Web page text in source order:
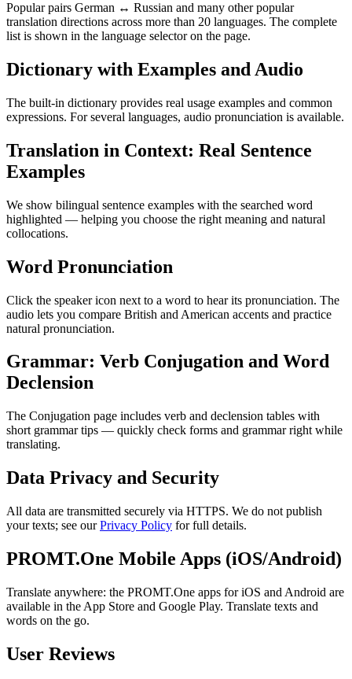
Popular pairs German ↔ Russian and many other popular
translation directions across more than 20 languages. The complete
list is shown in the language selector on the page.
Dictionary with Examples and Audio
The built-in dictionary provides real usage examples and common
expressions. For several languages, audio pronunciation is available.
Translation in Context: Real Sentence
Examples
We show bilingual sentence examples with the searched word
highlighted — helping you choose the right meaning and natural
collocations.
Word Pronunciation
Click the speaker icon next to a word to hear its pronunciation. The
audio lets you compare British and American accents and practice
natural pronunciation.
Grammar: Verb Conjugation and Word
Declension
The Conjugation page includes verb and declension tables with
short grammar tips — quickly check forms and grammar right while
translating.
Data Privacy and Security
All data are transmitted securely via HTTPS. We do not publish
your texts; see ourPrivacy Policy for full details.
PROMT.One Mobile Apps (iOS/Android)
Translate anywhere: the PROMT.One apps for iOS and Android are
available in the App Store and Google Play. Translate texts and
words on the go.
User Reviews